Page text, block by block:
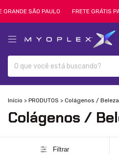
SÃO PAULO FRETE GRÁTIS
Início > PRODUTOS > Colágenos / Beleza
Colágenos /
Filtrar